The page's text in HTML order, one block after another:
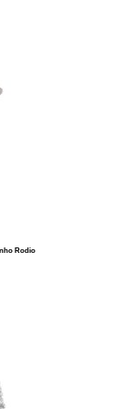
Rodio